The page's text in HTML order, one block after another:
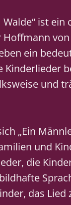
ist
ein
Kinderlieder
und
„Ein
und
die
das Lied